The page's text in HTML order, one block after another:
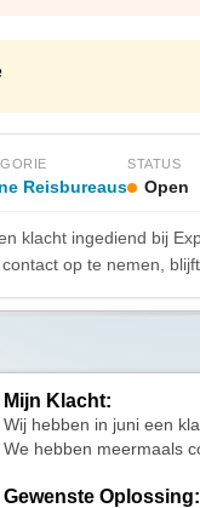
Reisbureaus
STATUS
Open
klacht ingediend bij
op te nemen,
Mijn Klacht:
Wij hebben in juni een
We hebben meermaals
Gewenste Oplossing: